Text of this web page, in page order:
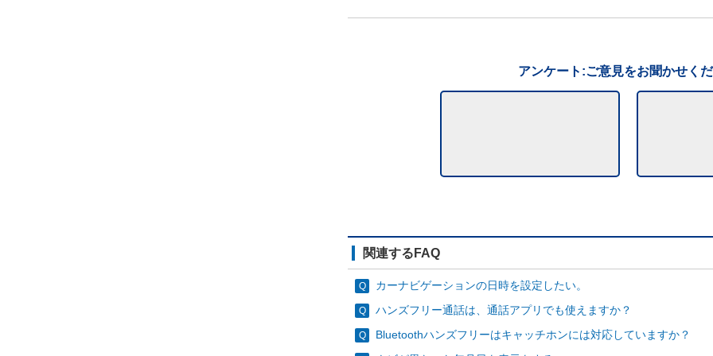
アンケート:ご意見をお聞かせく
関連するFAQ
カーナビゲーションの日時を設定したい。
ハンズフリー通話は、通話アプリでも使えますか？
Bluetoothハンズフリーはキャッチホンには対応していますか？